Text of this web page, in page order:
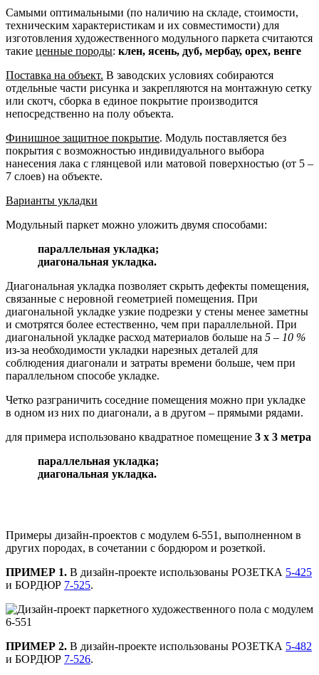
Самыми оптимальными (по наличию на складе, стоимости,
техническим характеристикам и их совместимости) для
изготовления художественного модульного паркета считаются
такие ценные породы: клен, ясень, дуб, мербау, орех, венге
Поставка на объект. В заводских условиях собираются
отдельные части рисунка и закрепляются на монтажную сетку
или скотч, сборка в единое покрытие производится
непосредственно на полу объекта.
Финишное защитное покрытие. Модуль поставляется без
покрытия с возможностью индивидуального выбора
нанесения лака с глянцевой или матовой поверхностью (от 5 –
7 слоев) на объекте.
Варианты укладки
Модульный паркет можно уложить двумя способами:
параллельная укладка;
диагональная укладка.
Диагональная укладка позволяет скрыть дефекты помещения,
связанные с неровной геометрией помещения. При
диагональной укладке узкие подрезки у стены менее заметны
и смотрятся более естественно, чем при параллельной. При
диагональной укладке расход материалов больше на 5 – 10 %
из-за необходимости укладки нарезных деталей для
соблюдения диагонали и затраты времени больше, чем при
параллельном способе укладке.
Четко разграничить соседние помещения можно при укладке
в одном из них по диагонали, а в другом – прямыми рядами.
для примера использовано квадратное помещение 3 х 3 метра
параллельная укладка;
диагональная укладка.
Примеры дизайн-проектов с модулем 6-551, выполненном в
других породах, в сочетании с бордюром и розеткой.
ПРИМЕР 1. В дизайн-проекте использованы РОЗЕТКА 5-425
и БОРДЮР 7-525.
ПРИМЕР 2. В дизайн-проекте использованы РОЗЕТКА 5-482
и БОРДЮР 7-526.